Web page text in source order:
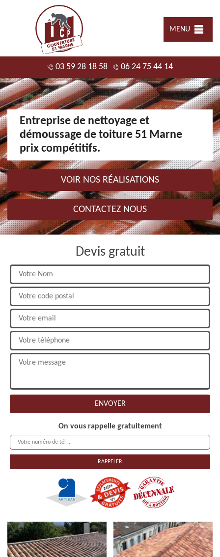
MENU
03 59 28 18 58 06 24 75 44 14
Entreprise de nettoyage et
démoussage de toiture 51 Marne
prix compétitifs.
VOIR NOS RÉALISATIONS
CONTACTEZ NOUS
Devis gratuit
On vous rappelle gratuitement